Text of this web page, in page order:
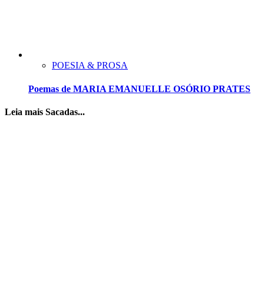
POESIA & PROSA
Poemas de MARIA EMANUELLE OSÓRIO PRATES
Leia mais Sacadas...